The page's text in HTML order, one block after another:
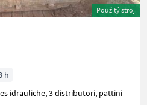
Použitý stroj
h
idrauliche, 3 distributori, pattini